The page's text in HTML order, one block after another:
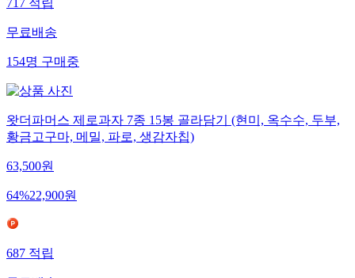
717적립
무료배송
154명구매중
왓더파머스 제로과자 7종 15봉 골라담기 (현미, 옥수수, 두부,
황금고구마, 메밀, 파로, 생감자칩)
63,500원
64%22,900원
687적립